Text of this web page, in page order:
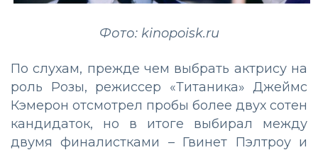
Фото: kinopoisk.ru
По слухам, прежде чем выбрать актрису на
роль Розы, режиссер «Титаника» Джеймс
Кэмерон отсмотрел пробы более двух сотен
кандидаток, но в итоге выбирал между
двумя финалистками – Гвинет Пэлтроу и